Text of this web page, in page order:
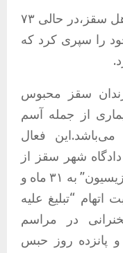
عثمان اسماعیلی فعال کارگری اهل سقز،در حالی ٧٣
خود را سپری کرد که
سقز محبوس
از جمله آسم
می‌باشد.این فعال
شهر سقز از
بابت اتهام “عضویت در احزاب اپوزیسیون” به ۳۱ ماه و
اتهام “تبلیغ علیه
در مراسم
ژینا امینی” به ۷ ماه و پانزده روز حبس